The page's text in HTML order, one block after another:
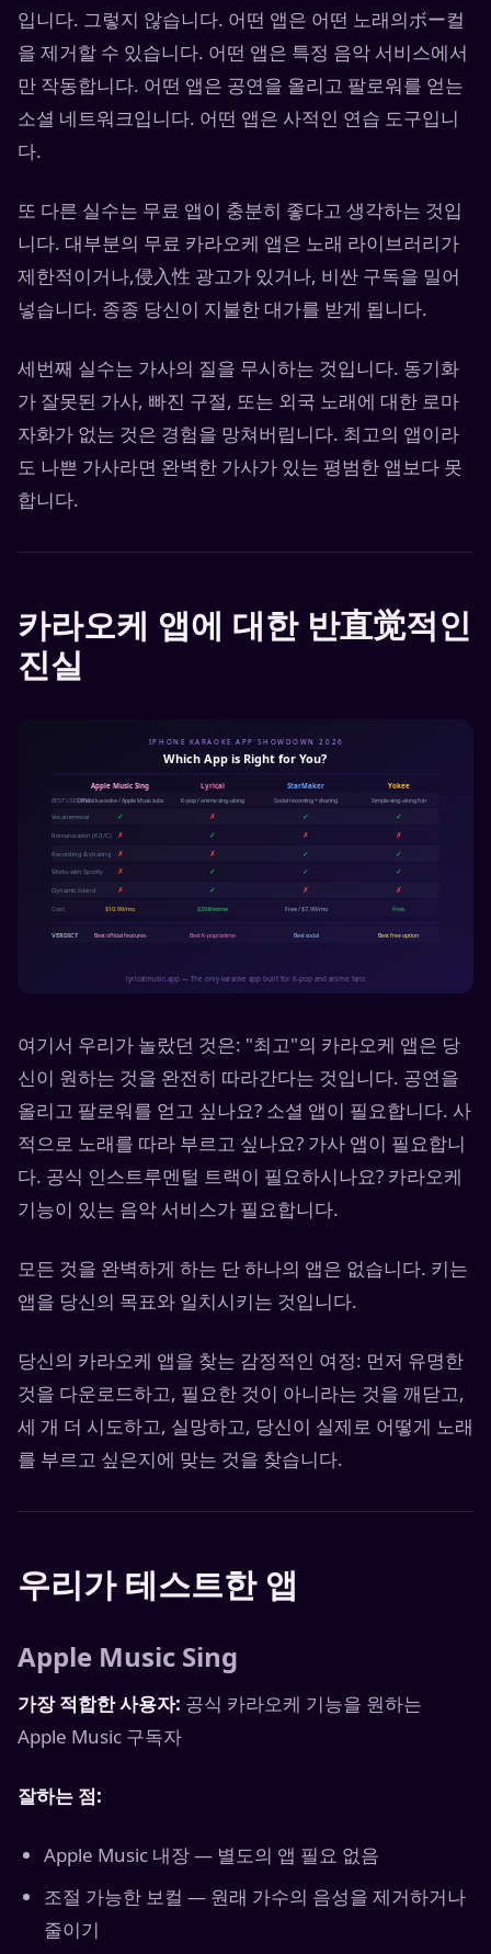
입니다. 그렇지 않습니다. 어떤 앱은 어떤 노래의ボー컬
을 제거할 수 있습니다. 어떤 앱은 특정 음악 서비스에서
만 작동합니다. 어떤 앱은 공연을 올리고 팔로워를 얻는
소셜 네트워크입니다. 어떤 앱은 사적인 연습 도구입니
다.
또 다른 실수는 무료 앱이 충분히 좋다고 생각하는 것입
니다. 대부분의 무료 카라오케 앱은 노래 라이브러리가
제한적이거나,侵入性 광고가 있거나, 비싼 구독을 밀어
넣습니다. 종종 당신이 지불한 대가를 받게 됩니다.
세번째 실수는 가사의 질을 무시하는 것입니다. 동기화
가 잘못된 가사, 빠진 구절, 또는 외국 노래에 대한 로마
자화가 없는 것은 경험을 망쳐버립니다. 최고의 앱이라
도 나쁜 가사라면 완벽한 가사가 있는 평범한 앱보다 못
합니다.
카라오케 앱에 대한 반直觉적인
진실
여기서 우리가 놀랐던 것은: "최고"의 카라오케 앱은 당
신이 원하는 것을 완전히 따라간다는 것입니다. 공연을
올리고 팔로워를 얻고 싶나요? 소셜 앱이 필요합니다. 사
적으로 노래를 따라 부르고 싶나요? 가사 앱이 필요합니
다. 공식 인스트루멘털 트랙이 필요하시나요? 카라오케
기능이 있는 음악 서비스가 필요합니다.
모든 것을 완벽하게 하는 단 하나의 앱은 없습니다. 키는
앱을 당신의 목표와 일치시키는 것입니다.
당신의 카라오케 앱을 찾는 감정적인 여정: 먼저 유명한
것을 다운로드하고, 필요한 것이 아니라는 것을 깨닫고,
세 개 더 시도하고, 실망하고, 당신이 실제로 어떻게 노래
를 부르고 싶은지에 맞는 것을 찾습니다.
우리가 테스트한 앱
Apple Music Sing
가장 적합한 사용자: 공식 카라오케 기능을 원하는
Apple Music 구독자
잘하는 점:
Apple Music 내장 — 별도의 앱 필요 없음
조절 가능한 보컬 — 원래 가수의 음성을 제거하거나
줄이기